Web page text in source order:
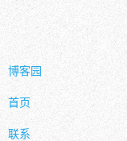
博客园
首页
联系